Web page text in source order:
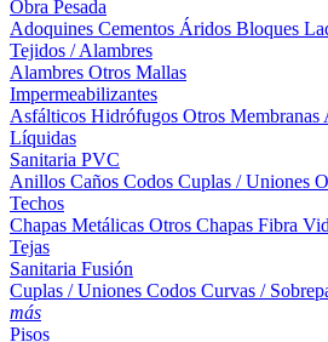
Obra Pesada
Adoquines Cementos Áridos Bloques
Tejidos / Alambres
Alambres Otros Mallas
Impermeabilizantes
Asfálticos Hidrófugos Otros Membranas
Líquidas
Sanitaria PVC
Anillos Caños Codos Cuplas / Uniones
Techos
Chapas Metálicas Otros Chapas Fibra
Tejas
Sanitaria Fusión
Cuplas / Uniones Codos Curvas /
más
Pisos